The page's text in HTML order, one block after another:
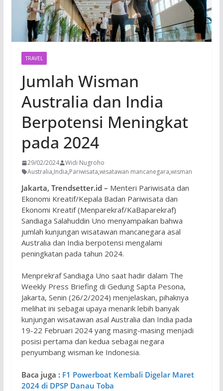
TRAVEL
Jumlah Wisman
Australia dan India
Berpotensi Meningkat
pada 2024
29/02/2024
Widi Nugroho
Australia,India,Pariwisata,wisatawan mancanegara,wisman
Jakarta, Trendsetter.id – Menteri Pariwisata dan
Ekonomi Kreatif/Kepala Badan Pariwisata dan
Ekonomi Kreatif (Menparekraf/KaBaparekraf)
Sandiaga Salahuddin Uno menyampaikan bahwa
jumlah kunjungan wisatawan mancanegara asal
Australia dan India berpotensi mengalami
peningkatan pada tahun 2024.
Menprekraf Sandiaga Uno saat hadir dalam The
Weekly Press Briefing di Gedung Sapta Pesona,
Jakarta, Senin (26/2/2024) menjelaskan, pihaknya
melihat ini sebagai upaya menarik lebih banyak
kunjungan wisatawan asal Australia dan India pada
19-22 Februari 2024 yang masing-masing menjadi
posisi pertama dan kedua sebagai negara
penyumbang wisman ke Indonesia.
Baca juga : F1 Powerboat Kembali Digelar Maret
2024 di DPSP Danau Toba